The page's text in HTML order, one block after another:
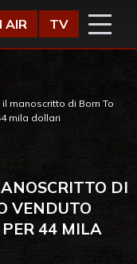
AIR TV
manoscritto di Born To
mila dollari
DI
VENDUTO
44 MILA